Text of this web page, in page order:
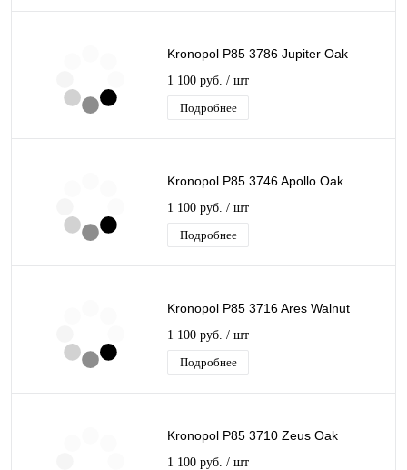
Kronopol P85 3786 Jupiter Oak
1 100 руб. / шт
Подробнее
Kronopol P85 3746 Apollo Oak
1 100 руб. / шт
Подробнее
Kronopol P85 3716 Ares Walnut
1 100 руб. / шт
Подробнее
Kronopol P85 3710 Zeus Oak
1 100 руб. / шт